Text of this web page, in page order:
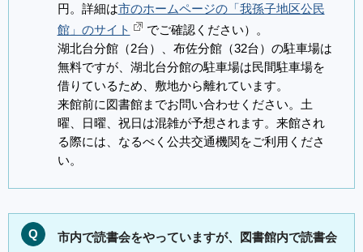
円。詳細は市のホームページの「我孫子地区公民
館」のサイト
でご確認ください）。
湖北台分館（2台）、布佐分館（32台）の駐車場は
無料ですが、湖北台分館の駐車場は民間駐車場を
借りているため、敷地から離れています。
来館前に図書館までお問い合わせください。土
曜、日曜、祝日は混雑が予想されます。来館され
る際には、なるべく公共交通機関をご利用くださ
い。
Q
市内で読書会をやっていますが、図書館内で読書会